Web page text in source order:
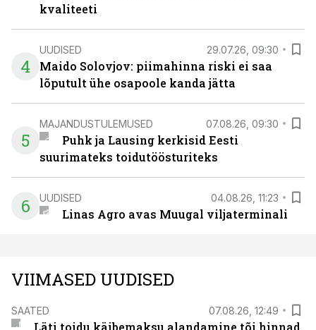
kvaliteeti
4
UUDISED 29.07.26, 09:30
Maido Solovjov: piimahinna riski ei saa
lõputult ühe osapoole kanda jätta
5
MAJANDUSTULEMUSED 07.08.26, 09:30
Puhk ja Lausing kerkisid Eesti
suurimateks toidutöösturiteks
6 UUDISED 04.08.26, 11:23
Linas Agro avas Muugal viljaterminali
VIIMASED UUDISED
SAATED 07.08.26, 12:49
Läti toidu käibemaksu alandamine tõi hinnad